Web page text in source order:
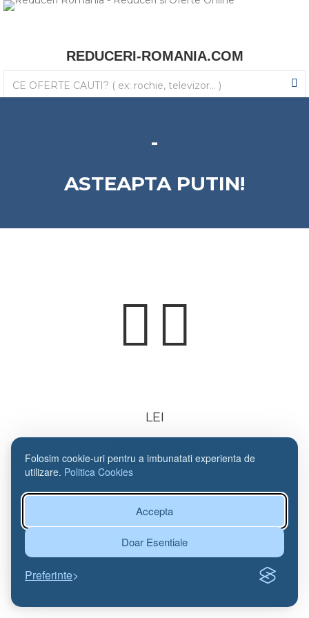
Folosim cookie-uri pentru a imbunatati experienta de
utilizare. Politica Cookies
Accepta
Doar Esentiale
Preferinte
REDUCERI-ROMANIA.COM
-
ASTEAPTA PUTIN!
LEI
CUMPARA